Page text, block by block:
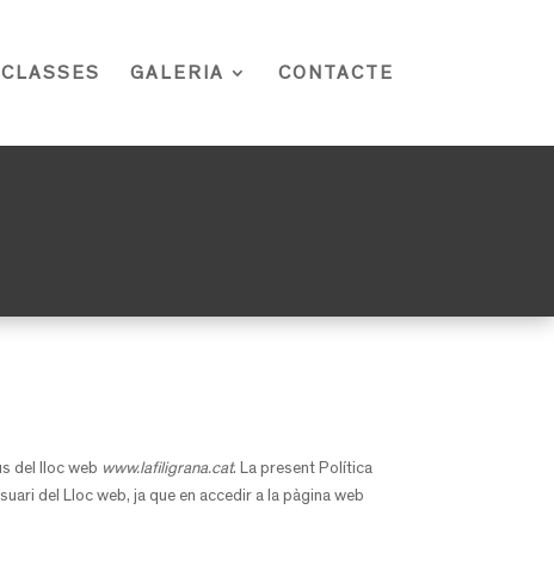
CLASSES GALERIA CONTACTE
del lloc web www.lafiligrana.cat. La present Política
del Lloc web, ja que en accedir a la pàgina web